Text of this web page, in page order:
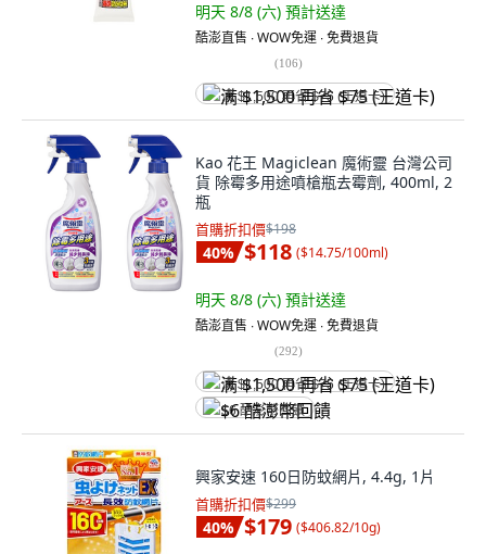
明天 8/8 (六) 預計送達
酷澎直售 ∙ WOW免運 ∙ 免費退貨
(106)
满 $1,500 再省 $75 (王道卡)
Kao 花王 Magiclean 魔術靈 台灣公司
貨 除霉多用途噴槍瓶去霉劑, 400ml, 2
瓶
首購折扣價$198
40% $118 ($14.75/100ml)
明天 8/8 (六) 預計送達
酷澎直售 ∙ WOW免運 ∙ 免費退貨
(292)
满 $1,500 再省 $75 (王道卡)
$6 酷澎幣回饋
興家安速 160日防蚊網片, 4.4g, 1片
首購折扣價$299
40% $179 ($406.82/10g)